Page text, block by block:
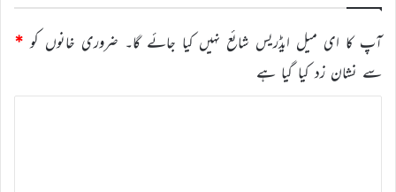
آپ کا ای میل ایڈریس شائع نہیں کیا جائے گا۔ ضروری خانوں کو *
سے نشان زد کیا گیا ہے